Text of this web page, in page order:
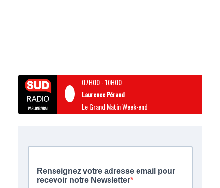
07H00-10H00
Laurence Péraud
Le Grand Matin Week-end